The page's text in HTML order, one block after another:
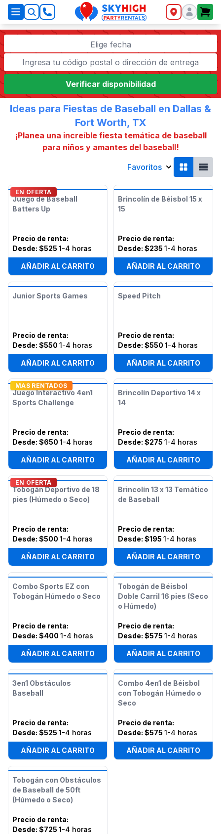
SkyHigh Logo
Elige fecha
Verificar disponibilidad
Ideas para Fiestas de Baseball en Dallas &
Fort Worth, TX
¡Planea una increíble fiesta temática de baseball
para niños y amantes del baseball!
Favoritos
EN OFERTA
Juego de Baseball
Batters Up
Precio de renta:
Desde: $525 1-4 horas
AÑADIR AL CARRITO
Brincolín de Béisbol 15 x
15
Precio de renta:
Desde: $235 1-4 horas
AÑADIR AL CARRITO
Junior Sports Games
Precio de renta:
Desde: $550 1-4 horas
AÑADIR AL CARRITO
Speed Pitch
Precio de renta:
Desde: $550 1-4 horas
AÑADIR AL CARRITO
MAS RENTADOS
Juego Interactivo 4en1
Sports Challenge
Precio de renta:
Desde: $650 1-4 horas
AÑADIR AL CARRITO
Brincolín Deportivo 14 x
14
Precio de renta:
Desde: $275 1-4 horas
AÑADIR AL CARRITO
EN OFERTA
Tobogán Deportivo de 18
pies (Húmedo o Seco)
Precio de renta:
Desde: $500 1-4 horas
AÑADIR AL CARRITO
Brincolín 13 x 13 Temático
de Baseball
Precio de renta:
Desde: $195 1-4 horas
AÑADIR AL CARRITO
Combo Sports EZ con
Tobogán Húmedo o Seco
Precio de renta:
Desde: $400 1-4 horas
AÑADIR AL CARRITO
Tobogán de Béisbol
Doble Carril 16 pies (Seco
o Húmedo)
Precio de renta:
Desde: $575 1-4 horas
AÑADIR AL CARRITO
3en1 Obstáculos
Baseball
Precio de renta:
Desde: $525 1-4 horas
AÑADIR AL CARRITO
Combo 4en1 de Béisbol
con Tobogán Húmedo o
Seco
Precio de renta:
Desde: $575 1-4 horas
AÑADIR AL CARRITO
Tobogán con Obstáculos
de Baseball de 50ft
(Húmedo o Seco)
Precio de renta:
Desde: $725 1-4 horas